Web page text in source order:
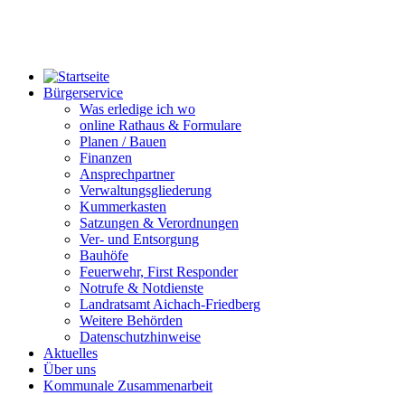
Bürgerservice
Was erledige ich wo
online Rathaus & Formulare
Planen / Bauen
Finanzen
Ansprechpartner
Verwaltungsgliederung
Kummerkasten
Satzungen & Verordnungen
Ver- und Entsorgung
Bauhöfe
Feuerwehr, First Responder
Notrufe & Notdienste
Landratsamt Aichach-Friedberg
Weitere Behörden
Datenschutzhinweise
Aktuelles
Über uns
Kommunale Zusammenarbeit